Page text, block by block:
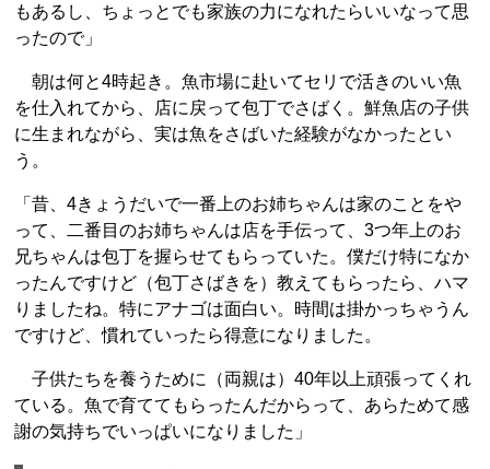
もあるし、ちょっとでも家族の力になれたらいいなって思
ったので」
朝は何と4時起き。魚市場に赴いてセリで活きのいい魚
を仕入れてから、店に戻って包丁でさばく。鮮魚店の子供
に生まれながら、実は魚をさばいた経験がなかったとい
う。
「昔、4きょうだいで一番上のお姉ちゃんは家のことをや
って、二番目のお姉ちゃんは店を手伝って、3つ年上のお
兄ちゃんは包丁を握らせてもらっていた。僕だけ特になか
ったんですけど（包丁さばきを）教えてもらったら、ハマ
りましたね。特にアナゴは面白い。時間は掛かっちゃうん
ですけど、慣れていったら得意になりました。
子供たちを養うために（両親は）40年以上頑張ってくれ
ている。魚で育ててもらったんだからって、あらためて感
謝の気持ちでいっぱいになりました」